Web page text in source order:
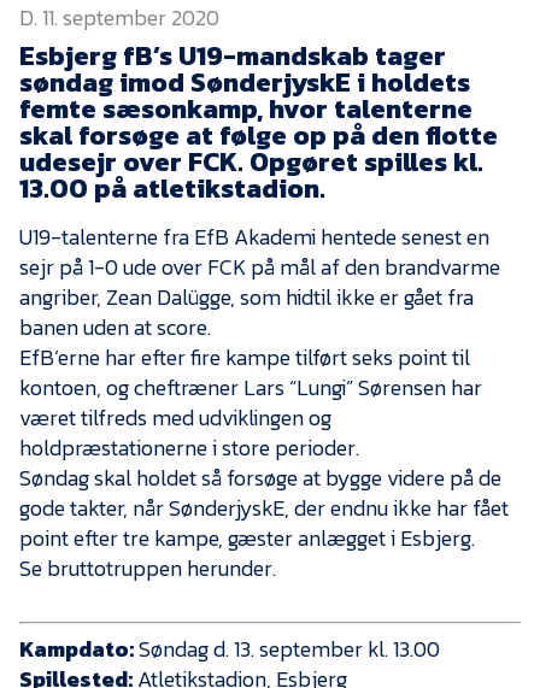
EfB Akademi
Sydvestjysk Fodbold
Samarbejde
Partnere
Blue Water Arena
Kontakt
Job i EfB
Presse
D. 11. september 2020
Esbjerg fB’s U19-mandskab tager
søndag imod SønderjyskE i holdets
femte sæsonkamp, hvor talenterne
skal forsøge at følge op på den flotte
udesejr over FCK. Opgøret spilles kl.
13.00 på atletikstadion.
U19-talenterne fra EfB Akademi hentede senest en
sejr på 1-0 ude over FCK på mål af den brandvarme
angriber, Zean Dalügge, som hidtil ikke er gået fra
banen uden at score.
EfB’erne har efter fire kampe tilført seks point til
kontoen, og cheftræner Lars “Lungi” Sørensen har
været tilfreds med udviklingen og
holdpræstationerne i store perioder.
Søndag skal holdet så forsøge at bygge videre på de
gode takter, når SønderjyskE, der endnu ikke har fået
point efter tre kampe, gæster anlægget i Esbjerg.
Se bruttotruppen herunder.
Kampdato:Søndag d. 13. september kl. 13.00
Spillested:Atletikstadion, Esbjerg